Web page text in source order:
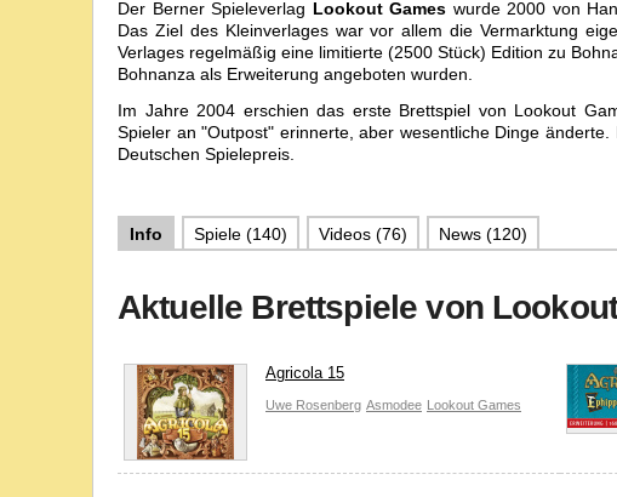
Der Berner Spieleverlag Lookout Games wurde 2000 von
Das Ziel des Kleinverlages war vor allem die Vermarktung
Verlages regelmäßig eine limitierte (2500 Stück) Edition zu
Bohnanza als Erweiterung angeboten wurden.
Im Jahre 2004 erschien das erste Brettspiel von Lookout
Spieler an "Outpost" erinnerte, aber wesentliche Dinge
Deutschen Spielepreis.
sollte und so lernte der Verlag "Klemens Franz" kennen, der ab
Ins Rampenlicht gelangte der Verlag mit "Agricola" von Uwe
stritt es sich mit Puerto Rico auf der boardgamegeek
Stück), was für ein solches "Vielspielerstrategiespiel" äußerst
Vertriebsseitig liegt der Verlag mit seinem Produkten seit dem
Die bekanntesten Spiele des Verlages sind:
- limitierte Bohnanza Erweiterungen
- Agricola
Info Spiele (140) Videos (76) News (120)
Aktuelle Brettspiele von
Agricola 15
Uwe Rosenberg Asmodee Lookout Games